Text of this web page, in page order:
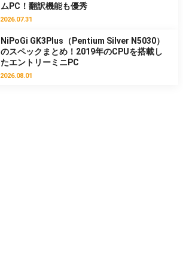
ムPC！翻訳機能も優秀
2026.07.31
NiPoGi GK3Plus（Pentium Silver N5030）
のスペックまとめ！2019年のCPUを搭載し
たエントリーミニPC
2026.08.01